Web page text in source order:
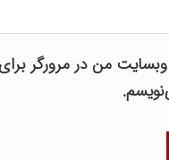
وبسایت من در مرورگر